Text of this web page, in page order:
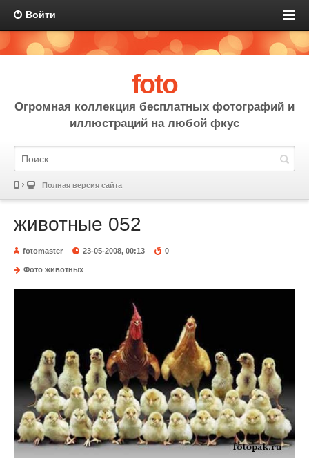
Войти
foto
Огромная коллекция бесплатных фотографий и
иллюстраций на любой фкус
Полная версия сайта
животные 052
fotomaster 23-05-2008, 00:13 0
Фото животных